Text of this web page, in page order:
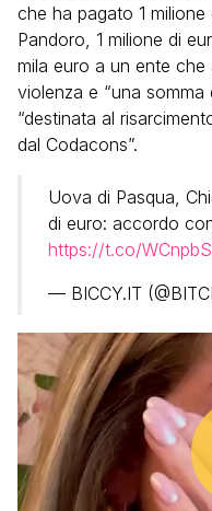
che ha pagato 1 milione
Pandoro, 1 milione di
mila euro a un ente
violenza e “una
“destinata al
dal Codacons”.
Uova di Pasqua,
di euro: accordo
https://t.co/
— BICCY.IT